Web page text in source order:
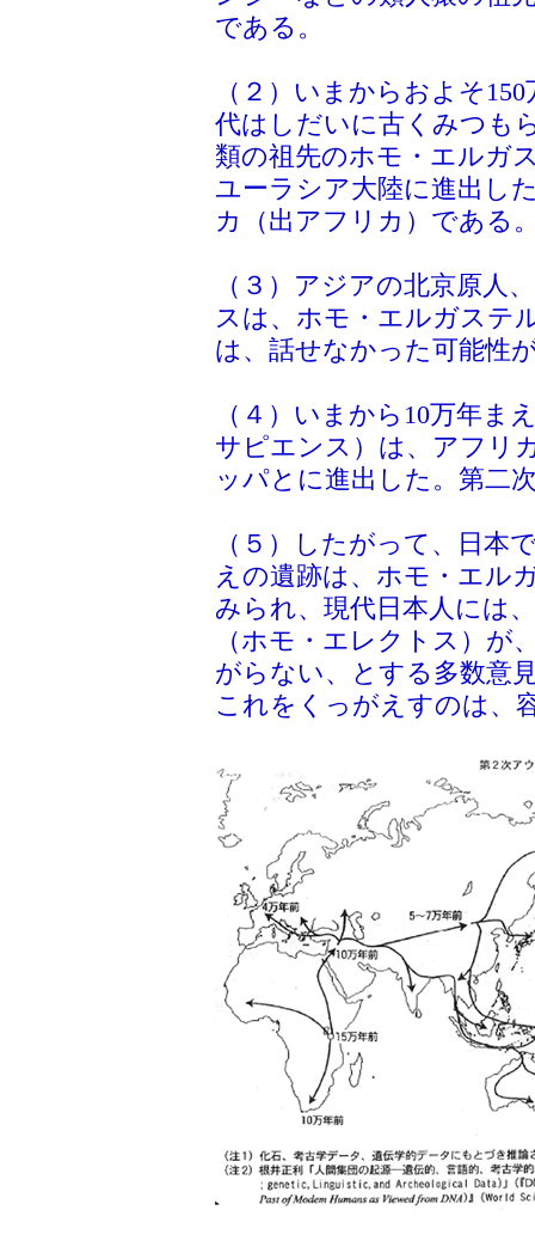
である。
（２）いまからおよそ
代はしだいに古くみつも
類の祖先のホモ・エルガ
ユーラシア大陸に進出し
カ（出アフリカ）である
（３）アジアの北京原人
スは、ホモ・エルガステ
は、話せなかった可能性
（４）いまから10万年ま
サピエンス）は、アフリ
ッパとに進出した。第二
（５）したがって、日本
えの遺跡は、ホモ・エル
みられ、現代日本人には
（ホモ・エレクトス）が
がらない、とする多数意
これをくっがえすのは、